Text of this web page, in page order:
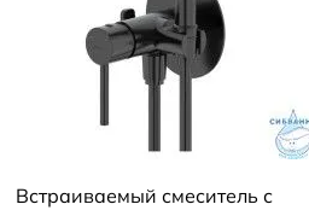
Встраиваемый смеситель с